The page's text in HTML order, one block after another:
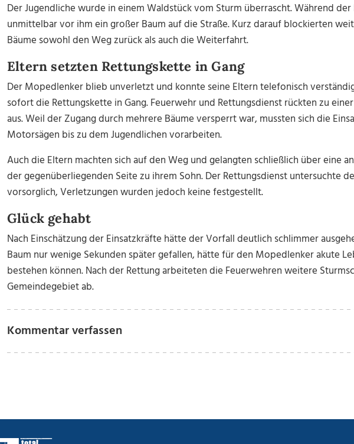
Der Jugendliche wurde in einem Waldstück vom Sturm überrascht. Während
unmittelbar vor ihm ein großer Baum auf die Straße. Kurz darauf blockierten
Bäume sowohl den Weg zurück als auch die Weiterfahrt.
Eltern setzten Rettungskette in Gang
Der Mopedlenker blieb unverletzt und konnte seine Eltern telefonisch
sofort die Rettungskette in Gang. Feuerwehr und Rettungsdienst rückten zu
aus. Weil der Zugang durch mehrere Bäume versperrt war, mussten sich die
Motorsägen bis zu dem Jugendlichen vorarbeiten.
Auch die Eltern machten sich auf den Weg und gelangten schließlich über eine
der gegenüberliegenden Seite zu ihrem Sohn. Der Rettungsdienst untersuchte
vorsorglich, Verletzungen wurden jedoch keine festgestellt.
Glück gehabt
Nach Einschätzung der Einsatzkräfte hätte der Vorfall deutlich schlimmer
Baum nur wenige Sekunden später gefallen, hätte für den Mopedlenker akute
bestehen können. Nach der Rettung arbeiteten die Feuerwehren weitere
Gemeindegebiet ab.
Kommentar verfassen